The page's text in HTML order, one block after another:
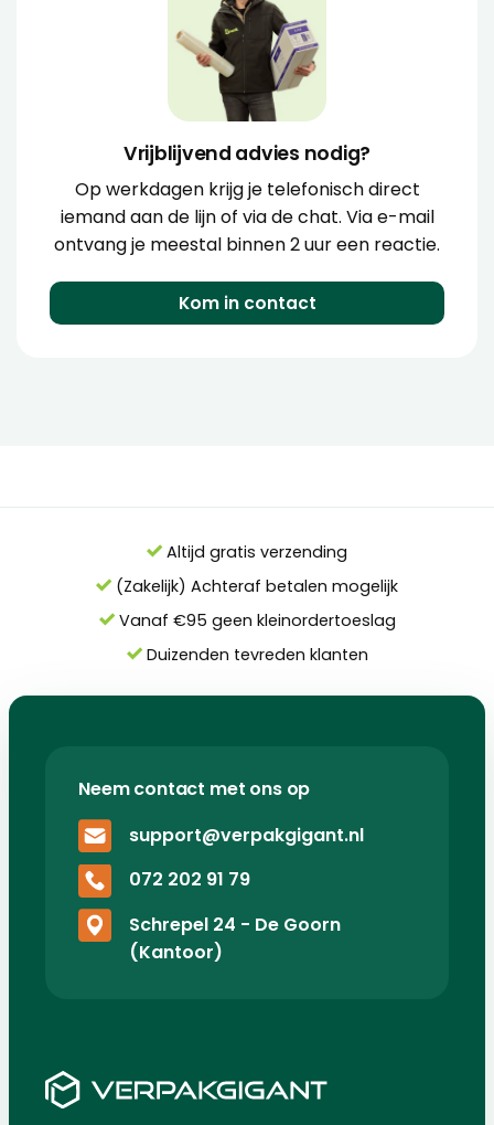
Vrijblijvend advies nodig?
Op werkdagen krijg je telefonisch direct
iemand aan de lijn of via de chat. Via e-mail
ontvang je meestal binnen 2 uur een reactie.
Kom in contact
Altijd gratis verzending
(Zakelijk) Achteraf betalen mogelijk
Vanaf €95 geen kleinordertoeslag
Duizenden tevreden klanten
Neem contact met ons op
support@verpakgigant.nl
072 202 91 79
Schrepel 24 - De Goorn
(Kantoor)